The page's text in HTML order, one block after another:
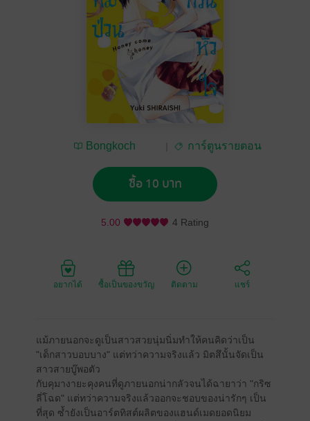
Bongkoch
การ์ตูนรายตอน
ซื้อ 10 บาท
5.00 4 Rating
อยากได้ ซื้อเป็นของขวัญ ติดตาม แชร์
แม้ภายนอกจะดูเป็นสาวสวยนุ่มนิ่มทำให้คนคิดว่าเป็น
"เด็กสาวบอบบาง" แต่ทว่าความจริงแล้ว มิตสึนั้นจัดเป็น
สาวสายบู๊พอตัว
กับคุมางายะคุงคนที่ดูภายนอกน่ากลัวจนได้ฉายาว่า "กริซ
ลี่โฉด" แต่ทว่าความจริงแล้วออกจะชอบของน่ารักๆ เป็น
ที่สุด ซ้ำยังเป็นอาร์ตทิสต์ผลิตของแฮนด์เมดยอดนิยม